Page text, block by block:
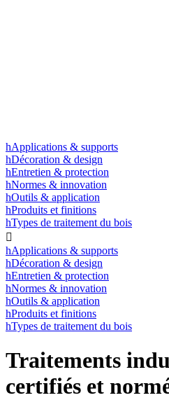
hApplications & supports
hDécoration & design
hEntretien & protection
hNormes & innovation
hOutils & application
hProduits et finitions
hTypes de traitement du bois

hApplications & supports
hDécoration & design
hEntretien & protection
hNormes & innovation
hOutils & application
hProduits et finitions
hTypes de traitement du bois
Traitements
certifiés et